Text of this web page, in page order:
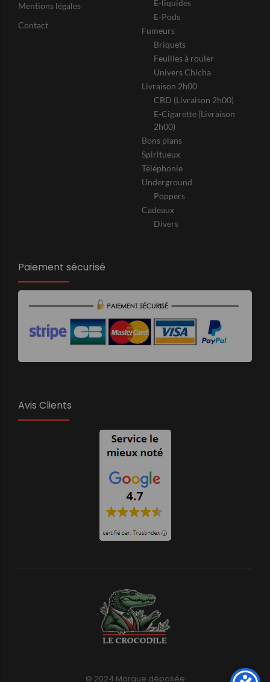
Mentions légales
Contact
E-liquides
E-Pods
Fumeurs
Briquets
Feuilles à rouler
Univers Chicha
Livraison 2h00
CBD (Livraison 2h00)
E-Cigarette (Livraison
2h00)
Bons plans
Spiritueux
Téléphonie
Underground
Poppers
Cadeaux
Divers
Paiement sécurisé
Avis Clients
© 2024 Marque déposée